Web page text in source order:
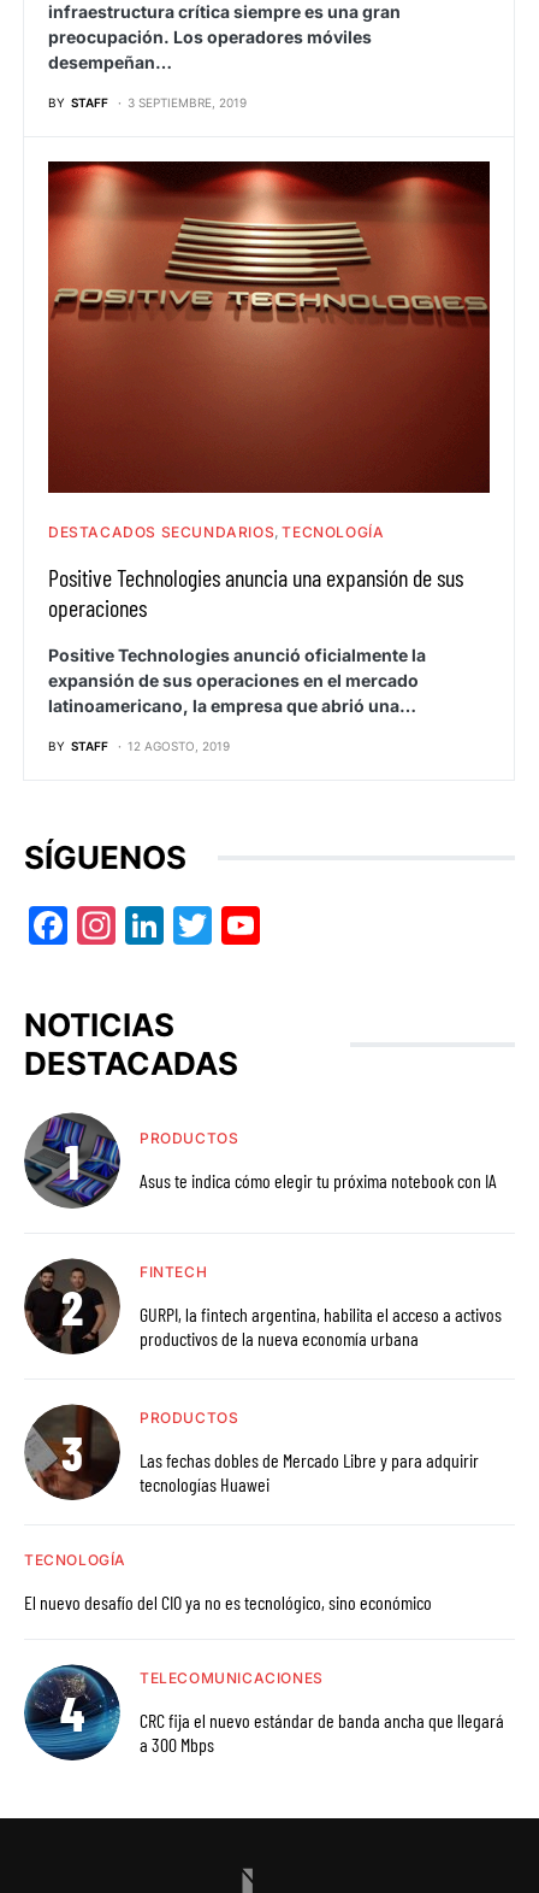
infraestructura crítica siempre es una gran
preocupación. Los operadores móviles
desempeñan…
BY STAFF 3 SEPTIEMBRE, 2019
DESTACADOS SECUNDARIOS TECNOLOGÍA
Positive Technologies anuncia una expansión de sus
operaciones
Positive Technologies anunció oficialmente la
expansión de sus operaciones en el mercado
latinoamericano, la empresa que abrió una…
BY STAFF 12 AGOSTO, 2019
SÍGUENOS
Facebook
Instagram
LinkedIn
Twitter
NOTICIAS
DESTACADAS
PRODUCTOS
Asus te indica cómo elegir tu próxima notebook con IA
FINTECH
GURPI, la fintech argentina, habilita el acceso a activos
productivos de la nueva economía urbana
PRODUCTOS
Las fechas dobles de Mercado Libre y para adquirir
tecnologías Huawei
TECNOLOGÍA
El nuevo desafío del CIO ya no es tecnológico, sino económico
TELECOMUNICACIONES
CRC fija el nuevo estándar de banda ancha que llegará
a 300 Mbps